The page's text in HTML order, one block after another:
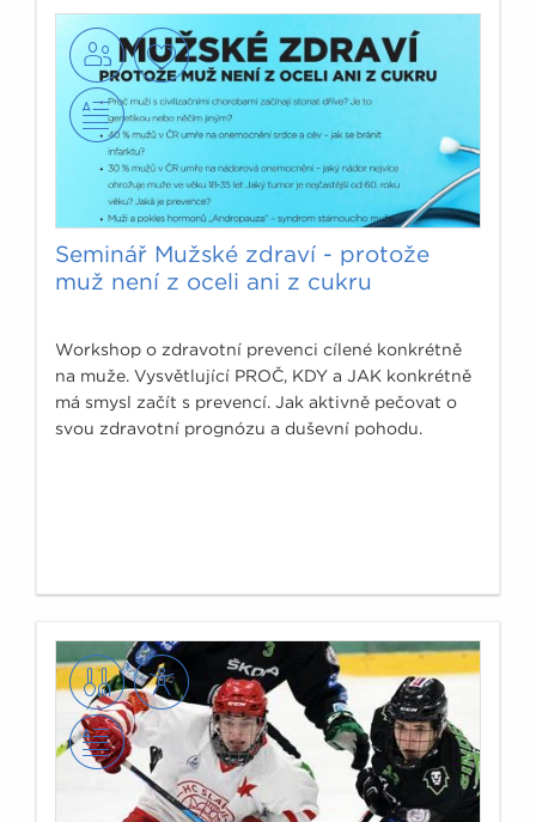
Seminář Mužské zdraví - protože
muž není z oceli ani z cukru
Workshop o zdravotní prevenci cílené konkrétně
na muže. Vysvětlující PROČ, KDY a JAK konkrétně
má smysl začít s prevencí. Jak aktivně pečovat o
svou zdravotní prognózu a duševní pohodu.